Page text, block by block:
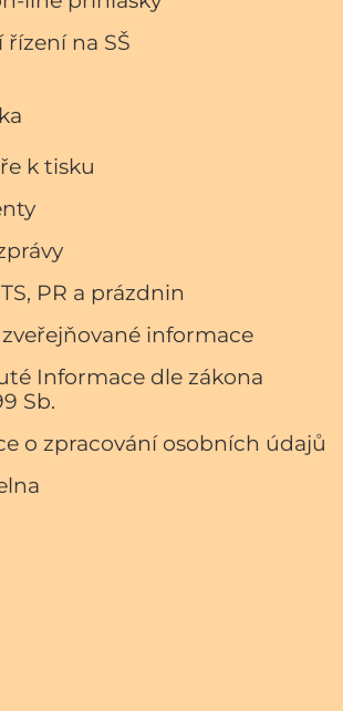
na SŠ
k tisku
PR a prázdnin
informace
Informace dle zákona
Sb.
o zpracování osobních údajů